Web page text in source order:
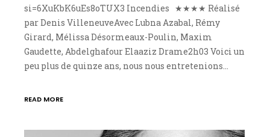
si=6XuKbK6uEs8oTUX3 Incendies ★★★★ Réalisé
par Denis VilleneuveAvec Lubna Azabal, Rémy
Girard, Mélissa Désormeaux-Poulin, Maxim
Gaudette, Abdelghafour Elaaziz Drame2h03 Voici un
peu plus de quinze ans, nous nous entretenions…
READ MORE